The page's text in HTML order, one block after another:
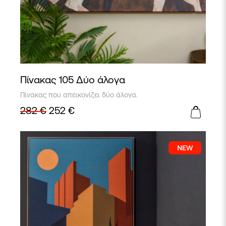
Πίνακας 105 Δύο άλογα
Πίνακας που απεικονίζει δύο άλογα.
282€ 252 €